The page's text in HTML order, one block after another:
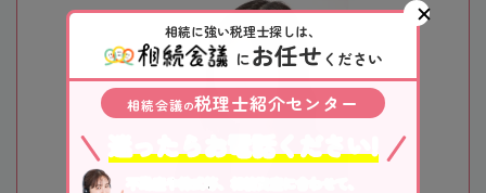
相続に強い税理士探しは、
にお任せ ください
相続会議の税理士紹介センター
不動産や株式等、相続資産に合わせて、